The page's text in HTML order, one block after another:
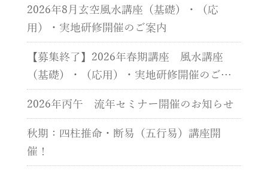
2026年8月玄空風水講座（基礎）・（応
用）・実地研修開催のご案内
【募集終了】2026年春期講座 風水講座
（基礎）・（応用）・実地研修開催のご案
内
2026年丙午 流年セミナー開催のお知らせ
秋期：四柱推命・断易（五行易）講座開
催！